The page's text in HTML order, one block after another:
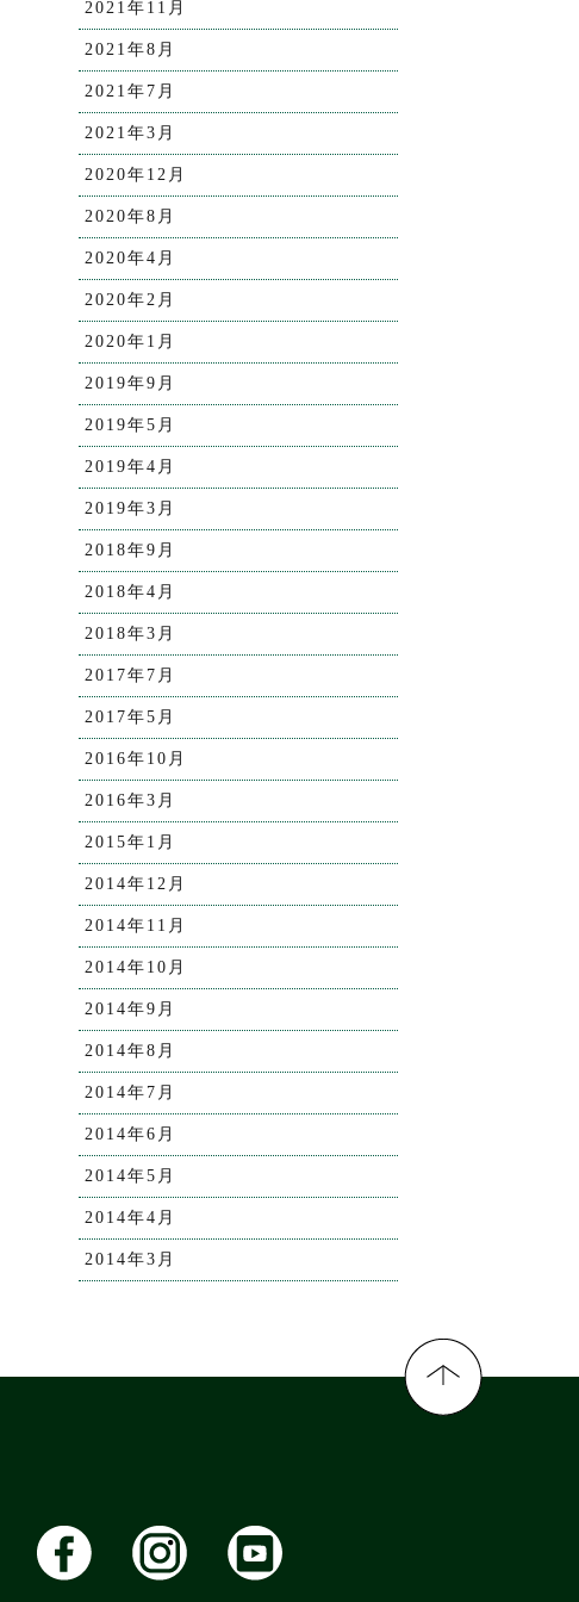
2021年11月
2021年8月
2021年7月
2021年3月
2020年12月
2020年8月
2020年4月
2020年2月
2020年1月
2019年9月
2019年5月
2019年4月
2019年3月
2018年9月
2018年4月
2018年3月
2017年7月
2017年5月
2016年10月
2016年3月
2015年1月
2014年12月
2014年11月
2014年10月
2014年9月
2014年8月
2014年7月
2014年6月
2014年5月
2014年4月
2014年3月